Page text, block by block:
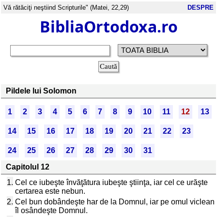
Vă rătăciţi neştiind Scripturile" (Matei, 22,29) DESPRE
BibliaOrtodoxa.ro
Pildele lui Solomon
1 2 3 4 5 6 7 8 9 10 11 12 13
14 15 16 17 18 19 20 21 22 23
24 25 26 27 28 29 30
31
Capitolul 12
1. Cel ce iubeşte învăţătura iubeşte ştiinţa, iar cel ce urăşte
certarea este nebun.
2. Cel bun dobândeşte har de la Domnul, iar pe omul viclean
îl osândeşte Domnul.